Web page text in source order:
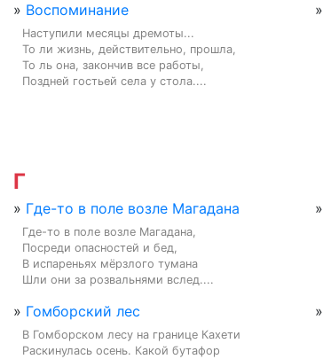
» Воспоминание
Наступили месяцы дремоты...
То ли жизнь, действительно, прошла,
То ль она, закончив все работы,
Поздней гостьей села у стола....
»
Г
» Где-то в поле возле Магадана
Где-то в поле возле Магадана,
Посреди опасностей и бед,
В испареньях мёрзлого тумана
Шли они за розвальнями вслед....
»
» Гомборский лес
В Гомборском лесу на границе Кахети
Раскинулась осень. Какой бутафор
»